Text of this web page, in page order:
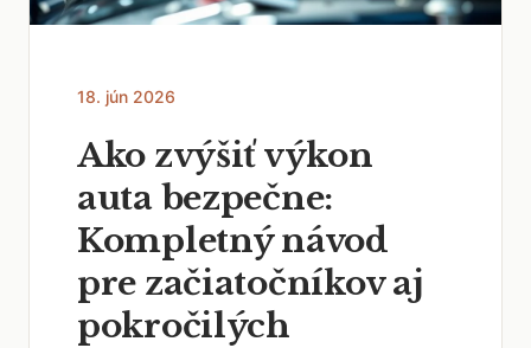
18. jún 2026
Ako zvýšiť výkon
auta bezpečne:
Kompletný návod
pre začiatočníkov aj
pokročilých